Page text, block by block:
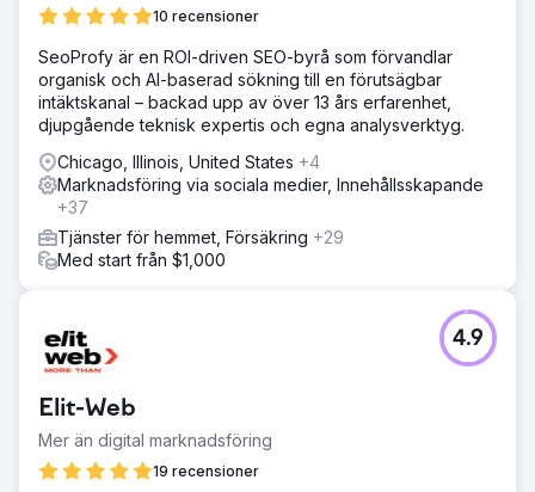
10 recensioner
SeoProfy är en ROI-driven SEO-byrå som förvandlar
organisk och AI-baserad sökning till en förutsägbar
intäktskanal – backad upp av över 13 års erfarenhet,
djupgående teknisk expertis och egna analysverktyg.
Chicago, Illinois, United States +4
Marknadsföring via sociala medier, Innehållsskapande
+37
Tjänster för hemmet, Försäkring +29
Med start från $1,000
Elit-Web
Mer än digital marknadsföring
19 recensioner
4.9